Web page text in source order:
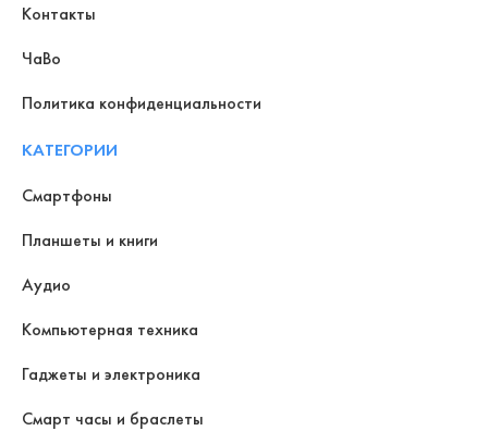
Контакты
ЧаВо
Политика конфиденциальности
КАТЕГОРИИ
Смартфоны
Планшеты и книги
Аудио
Компьютерная техника
Гаджеты и электроника
Смарт часы и браслеты